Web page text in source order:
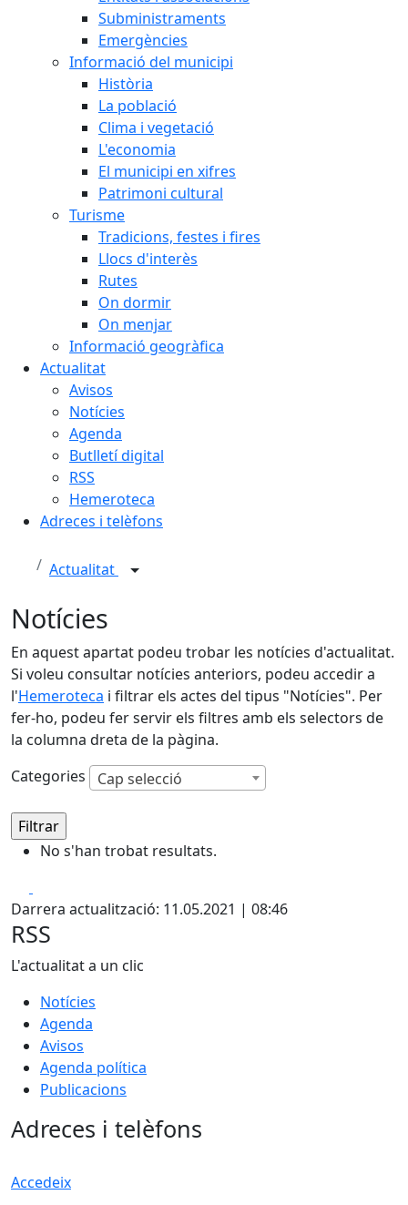
Subministraments
Emergències
Informació del municipi
Història
La població
Clima i vegetació
L'economia
El municipi en xifres
Patrimoni cultural
Turisme
Tradicions, festes i fires
Llocs d'interès
Rutes
On dormir
On menjar
Informació geogràfica
Actualitat
Avisos
Notícies
Agenda
Butlletí digital
RSS
Hemeroteca
Adreces i telèfons
Actualitat
Notícies
En aquest apartat podeu trobar les notícies d'actualitat.
Si voleu consultar notícies anteriors, podeu accedir a
l'Hemeroteca i filtrar els actes del tipus "Notícies". Per
fer-ho, podeu fer servir els filtres amb els selectors de
la columna dreta de la pàgina.
Categories
Cap selecció
No s'han trobat resultats.
Darrera actualització: 11.05.2021 | 08:46
RSS
L'actualitat a un clic
Notícies
Agenda
Avisos
Agenda política
Publicacions
Adreces i telèfons
Accedeix